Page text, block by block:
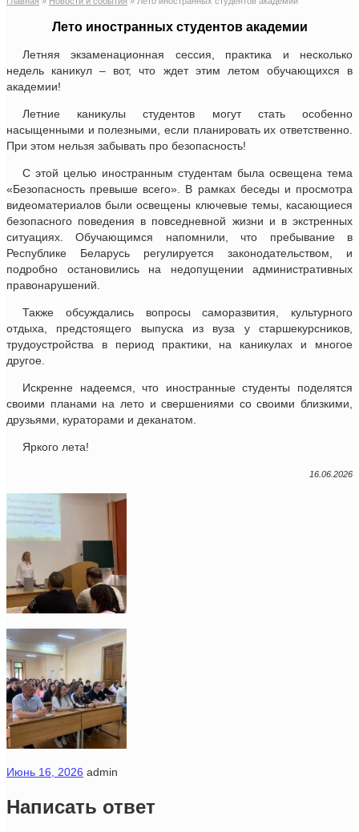
Лето иностранных студентов академии
Летняя экзаменационная сессия, практика и несколько
недель каникул – вот, что ждет этим летом обучающихся в
академии!
Летние каникулы студентов могут стать особенно
насыщенными и полезными, если планировать их ответственно.
При этом нельзя забывать про безопасность!
С этой целью иностранным студентам была освещена тема
«Безопасность превыше всего». В рамках беседы и просмотра
видеоматериалов были освещены ключевые темы, касающиеся
безопасного поведения в повседневной жизни и в экстренных
ситуациях. Обучающимся напомнили, что пребывание в
Республике Беларусь регулируется законодательством, и
подробно остановились на недопущении административных
правонарушений.
Также обсуждались вопросы саморазвития, культурного
отдыха, предстоящего выпуска из вуза у старшекурсников,
трудоустройства в период практики, на каникулах и многое
другое.
Искренне надеемся, что иностранные студенты поделятся
своими планами на лето и свершениями со своими близкими,
друзьями, кураторами и деканатом.
Яркого лета!
16.06.2026
Июнь 16, 2026 admin
Написать ответ